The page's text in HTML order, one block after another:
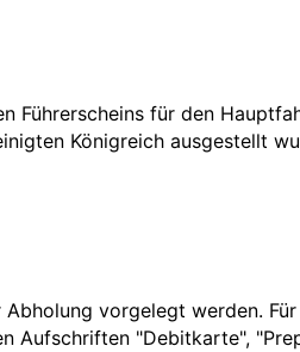
Führerscheins für den
Königreich ausgestellt
vorgelegt werden.
Aufschriften "Debitkarte",